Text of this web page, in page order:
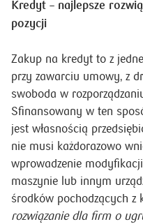
Kredyt – najlepsze
pozycji
Zakup na kredyt to z
przy zawarciu umowy, z
swoboda w
Sfinansowany w ten
jest własnością
nie musi każdorazowo
wprowadzenie
maszynie lub innym
środków pochodzących z
rozwiązanie dla firm o